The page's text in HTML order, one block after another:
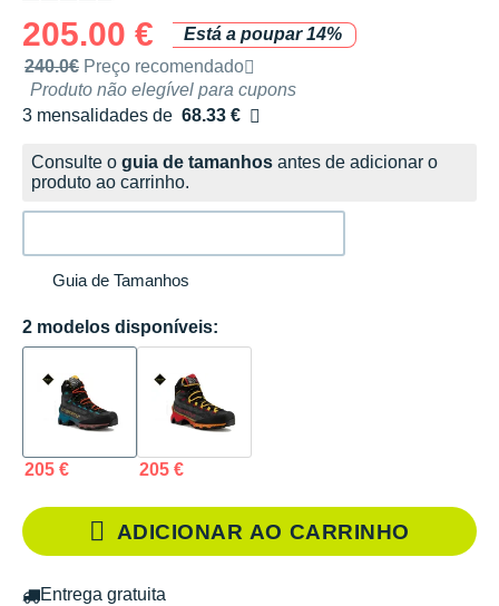
205.00 €
Está a poupar 14%
Preço de venda recomendado pela marca
240.0€ Preço recomendado
Produto não elegível para cupons
3 mensalidades de 68.33 €
sem custos
Consulte o guia de tamanhos antes de adicionar o
produto ao carrinho.
Guia de Tamanhos
2 modelos disponíveis:
205 € 205 €
ADICIONAR AO CARRINHO
Entrega gratuita